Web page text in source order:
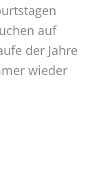
auf
der Jahre
wieder